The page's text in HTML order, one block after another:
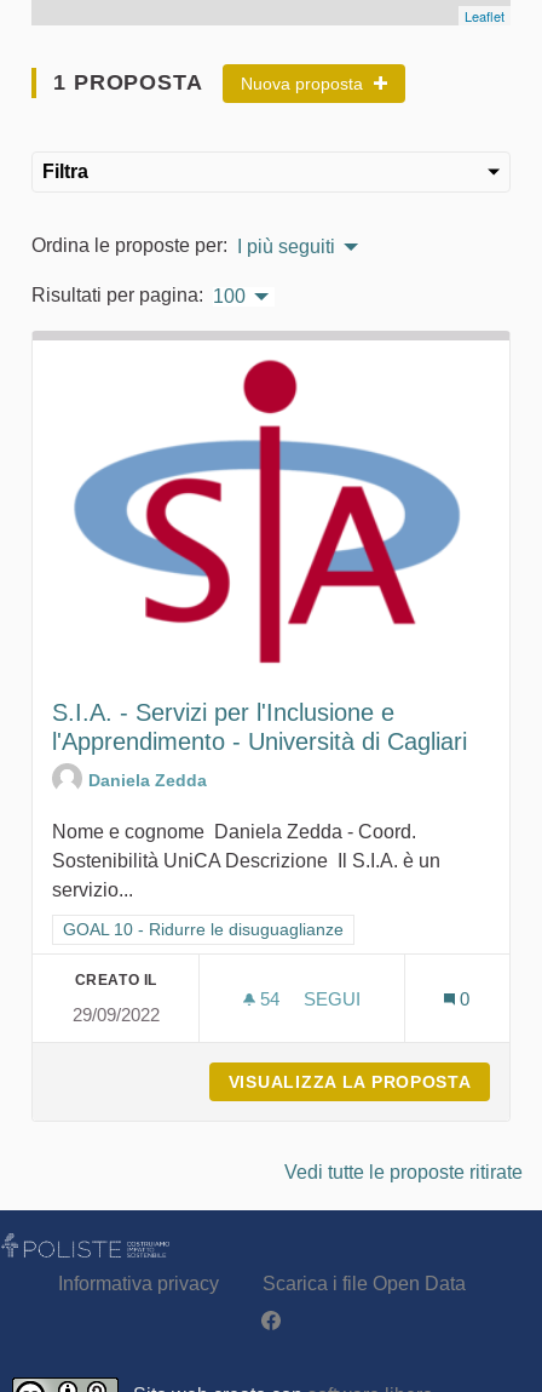
Leaflet
1 PROPOSTA Nuova proposta
Filtra
Ordina le proposte per: I più seguiti
Risultati per pagina: 100
S.I.A. - Servizi per l'Inclusione e
l'Apprendimento - Università di Cagliari
Daniela Zedda
Nome e cognome Daniela Zedda - Coord.
Sostenibilità UniCA Descrizione Il S.I.A. è un
servizio...
Filtra i risultati per categoria: GOAL 10 - Ridurre le
GOAL 10 - Ridurre le disuguaglianze
CREATO IL
29/09/2022
54 54 SOSTENITORI
SEGUI
0
VISUALIZZA LA PROPOSTA
Vedi tutte le proposte ritirate
Informativa privacy
Scarica i file Open Data
Partecipa - Poliste su Facebook